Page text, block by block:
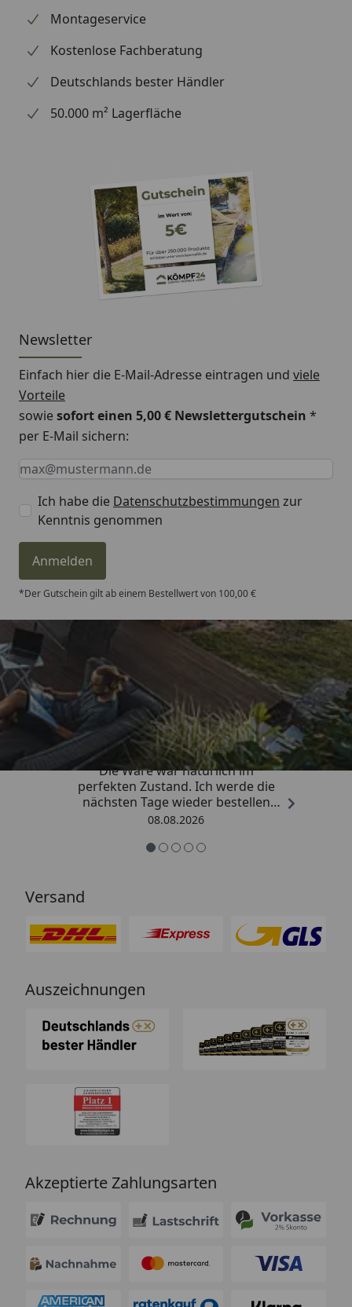
Montageservice
Kostenlose Fachberatung
Deutschlands bester Händler
50.000 m² Lagerfläche
Newsletter
Einfach hier die E-Mail-Adresse eintragen und viele
Vorteile
sowiesofort einen 5,00 € Newslettergutschein *
per E-Mail sichern:
Keine Eingabe erforderlich
Eingabe erforderlich
E-Mail *
Ich habe die Datenschutzbestimmungen zur
Kenntnis genommen
Anmelden
*Der Gutschein gilt ab einem Bestellwert von 100,00 €
Trusted Shops
4,81/ 5
„Hervorragend schnelle Lieferung.
Die Ware war natürlich im
perfekten Zustand. Ich werde die
nächsten Tage wieder bestellen
Grüße an die Belegschaft gute
08.08.2026
Versand
Auszeichnungen
Akzeptierte Zahlungsarten